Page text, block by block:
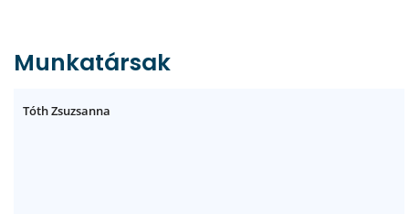
Munkatársak
Tóth Zsuzsanna